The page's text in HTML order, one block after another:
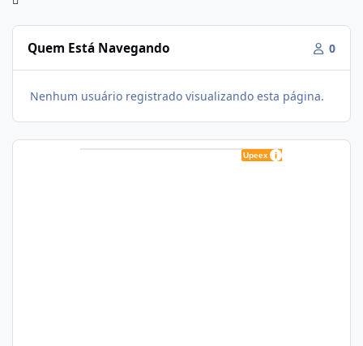
Quem Está Navegando 0
Nenhum usuário registrado visualizando esta página.